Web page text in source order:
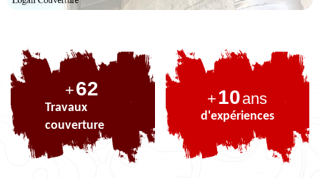
+76
Travaux
couverture
+10ans
d'expériences